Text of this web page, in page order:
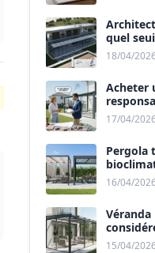
quel
(Maison
18/04/
Acheter
vendeur
17/04/
Pergola
16/04/
15/04/